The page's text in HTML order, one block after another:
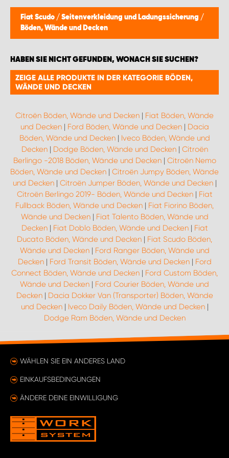
Fiat Scudo / Seitenverkleidung und Ladungssicherung /
Böden, Wände und Decken
HABEN SIE NICHT GEFUNDEN, WONACH SIE SUCHEN?
ZEIGE ALLE PRODUKTE IN DER KATEGORIE BÖDEN,
WÄNDE UND DECKEN
Citroën Böden, Wände und Decken | Fiat Böden, Wände
und Decken| Ford Böden, Wände und Decken| Dacia
Böden, Wände und Decken| Iveco Böden, Wände und
Decken| Dodge Böden, Wände und Decken| Citroën
Berlingo -2018 Böden, Wände und Decken| Citroën Nemo
Böden, Wände und Decken | Citroën Jumpy Böden, Wände
und Decken| Citroën Jumper Böden, Wände und Decken|
Citroën Berlingo 2019- Böden, Wände und Decken| Fiat
Fullback Böden, Wände und Decken | Fiat Fiorino Böden,
Wände und Decken| Fiat Talento Böden, Wände und
Decken| Fiat Doblo Böden, Wände und Decken| Fiat
Ducato Böden, Wände und Decken | Fiat Scudo Böden,
Wände und Decken| Ford Ranger Böden, Wände und
Decken| Ford Transit Böden, Wände und Decken| Ford
Connect Böden, Wände und Decken | Ford Custom Böden,
Wände und Decken | Ford Courier Böden, Wände und
Decken| Dacia Dokker Van (Transporter) Böden, Wände
und Decken| Iveco Daily Böden, Wände und Decken|
Dodge Ram Böden, Wände und Decken
WÄHLEN SIE EIN ANDERES LAND
EINKAUFSBEDINGUNGEN
ÄNDERE DEINE EINWILLIGUNG